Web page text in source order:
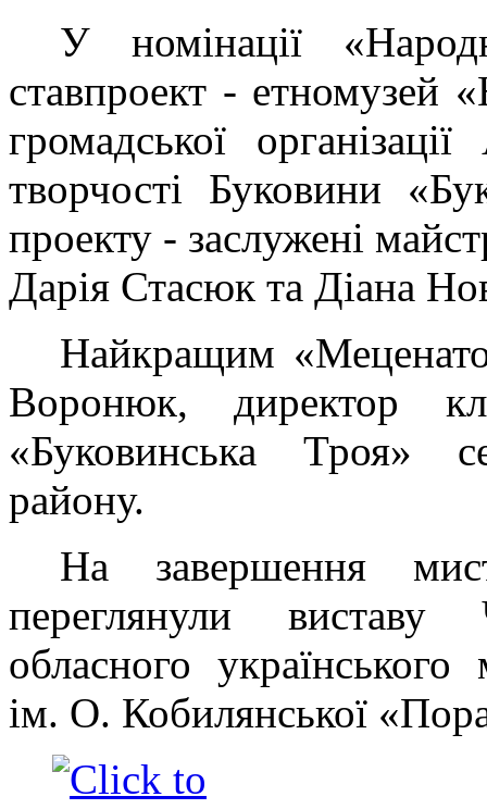
У номінації
ставпроект - етномузей
громадської
творчості Буковини
проекту - заслужені
Дарія Стасюк та Діана
Найкращим
Воронюк, директор
«Буковинська Троя»
району.
На завершення
переглянули виставу
обласного
ім. О. Кобилянської